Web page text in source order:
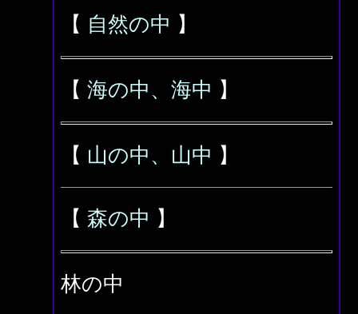
【 自然の中 】
【 海の中、海中 】
【 山の中、山中 】
【 森の中 】
林の中